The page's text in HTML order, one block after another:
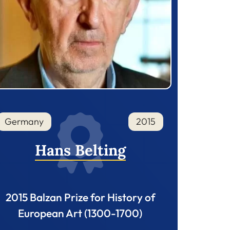
Germany 2015
Hans Belting
2015 Balzan Prize for History of
European Art (1300-1700)